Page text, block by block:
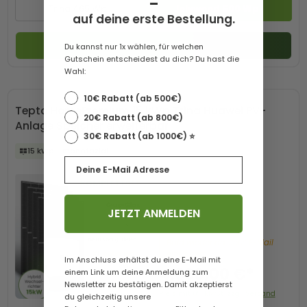
Zum Produkt
Tepto HomePremium 15 kWp Trina Huawei PV-
Anlage Speicher erweiterbar
15 kWp
Bald wieder da. Jetzt E-Mail
4.690,00 €*
Preis mit 0% MwSt. zzgl. Versand
auf deine erste Bestellung.
Du kannst nur 1x wählen, für welchen
Gutschein entscheidest du dich? Du hast die
Wahl:
10€ Rabatt (ab 500€)
20€ Rabatt (ab 800€)
30€ Rabatt (ab 1000€) ⭐️
JETZT ANMELDEN
Im Anschluss erhältst du eine E-Mail mit
einem Link um deine Anmeldung zum
Newsletter zu bestätigen. Damit akzeptierst
du gleichzeitig unsere